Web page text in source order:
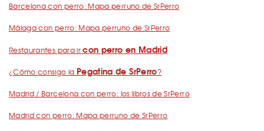
Barcelona con perro: Mapa perruno de SrPerro
Málaga con perro: Mapa perruno de SrPerro
Restaurantes para ircon perro en Madrid
¿Cómo consigo la Pegatina de SrPerro?
Madrid / Barcelona con perro: los libros de SrPerro
Madrid con perro: Mapa perruno de SrPerro